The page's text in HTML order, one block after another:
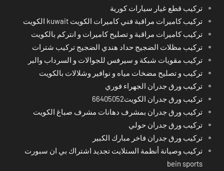
تركيب قطع غيار سيارات كورية
تركيب كاميرات مراقبة فني كاميرات الكويت kuwait الكويت
تركيب كاميرات مراقبة و تصليح كاميرات و انتركم بالكويت
تركيب مظلات الضجيج حداد هندي الضجيج تركيب شترات
تركيب مقويات شبكة و سيرفس للجوالات و السرداب والبر
تركيب و تصليح مضخات مياه و نوافير وشلالات بالكويت
تركيب ورق جدران الجهراء فوري
تركيب ورق جدران الكويت66405052
تركيب ورق جدران بمشرف دهانات مشرف صباغ الكويت
تركيب ورق جدران حولي
تركيب ورق جدران فاخر مبارك الكبير
تركيب وصيانة أنظمة الستلايت تجديد اشتراك بي ان سبورت
bein sports